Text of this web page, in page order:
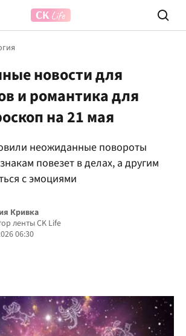
новости для
и романтика для
на 21 мая
неожиданные повороты
повезет в делах, а другим
с эмоциями
Кривка
ленты CK Life
06:30